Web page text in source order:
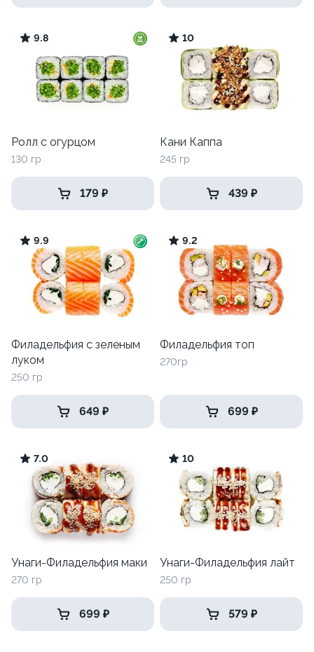
9.8
Ролл с огурцом
130 гр
179 ₽
10
Кани Каппа
245 гр
439 ₽
9.9
Филадельфия с зеленым
луком
250 гр
649 ₽
9.2
Филадельфия топ
270гр
699 ₽
7.0
Унаги-Филадельфия маки
270 гр
699 ₽
10
Унаги-Филадельфия лайт
250 гр
579 ₽